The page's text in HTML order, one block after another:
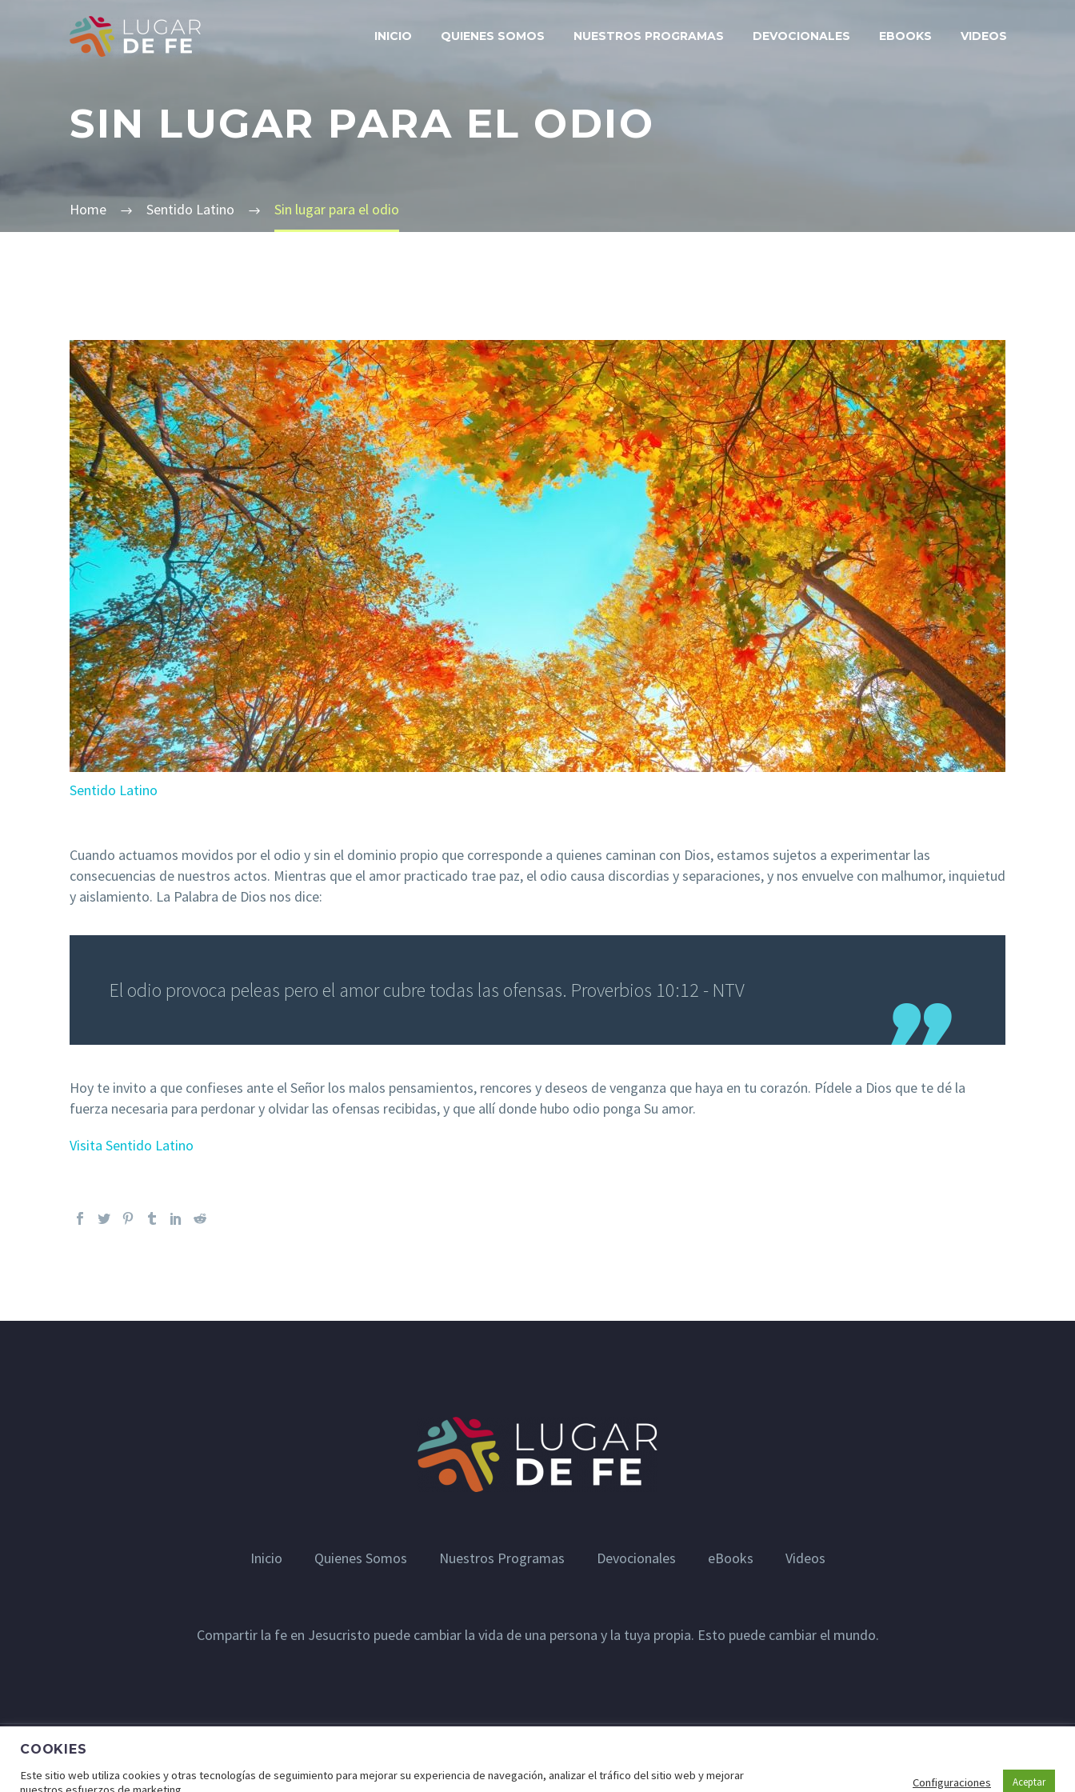
INICIO QUIENES SOMOS NUESTROS PROGRAMAS DEVOCIONALES EBOOKS VIDEOS
SIN LUGAR PARA EL ODIO
Home Sentido Latino Sin lugar para el odio
Sentido Latino
Cuando actuamos movidos por el odio y sin el dominio propio que corresponde a quienes caminan con Dios, estamos sujetos a experimentar las
consecuencias de nuestros actos. Mientras que el amor practicado trae paz, el odio causa discordias y separaciones, y nos envuelve con malhumor, inquietud
y aislamiento. La Palabra de Dios nos dice:
El odio provoca peleas pero el amor cubre todas las ofensas. Proverbios 10:12 - NTV
Hoy te invito a que confieses ante el Señor los malos pensamientos, rencores y deseos de venganza que haya en tu corazón. Pídele a Dios que te dé la
fuerza necesaria para perdonar y olvidar las ofensas recibidas, y que allí donde hubo odio ponga Su amor.
Visita Sentido Latino
Inicio Quienes Somos Nuestros Programas Devocionales eBooks Videos
Compartir la fe en Jesucristo puede cambiar la vida de una persona y la tuya propia. Esto puede cambiar el mundo.
© Lugar de Fe - Derechos Reservados a Cristo Para Todas las Naciones.
COOKIES
Este sitio web utiliza cookies y otras tecnologías de seguimiento para mejorar su experiencia de navegación, analizar el tráfico del sitio web y mejorar
Configuraciones Aceptar